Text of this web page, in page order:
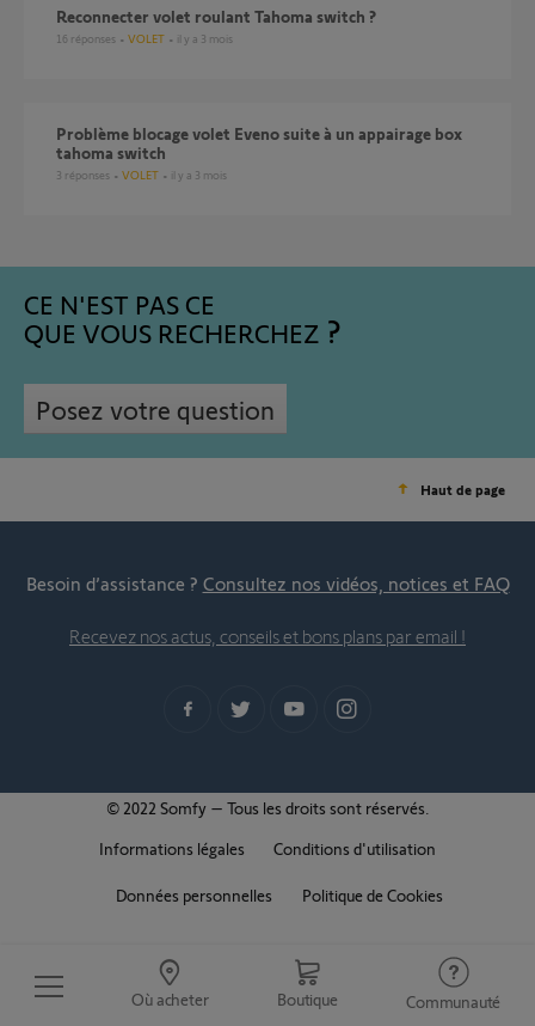
Où acheter Boutique Communauté
Reconnecter volet roulant Tahoma switch ?
16 réponses VOLET il y a 3 mois
Problème blocage volet Eveno suite à un appairage box
tahoma switch
3 réponses VOLET il y a 3 mois
CE N'EST PAS CE
QUE VOUS RECHERCHEZ
Posez votre question
Haut de page
Besoin d’assistance ? Consultez nos vidéos, notices et FAQ
Recevez nos actus, conseils et bons plans par email !
© 2022 Somfy – Tous les droits sont réservés.
Informations légales
Conditions d'utilisation
Données personnelles Politique de Cookies